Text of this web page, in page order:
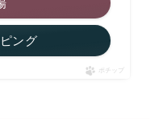
ング
ポチップ